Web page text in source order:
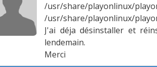
/usr/share/playonlinux/
/usr/share/playonlinux/
J'ai déja désinstaller et
lendemain.
Merci